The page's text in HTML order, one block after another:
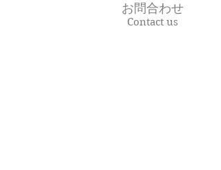
お問合わせ
Contact us